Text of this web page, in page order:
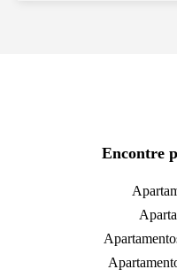
Encontre